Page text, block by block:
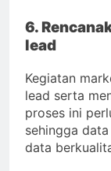
6.
lead
Kegiatan
lead serta
proses ini
sehingga
data